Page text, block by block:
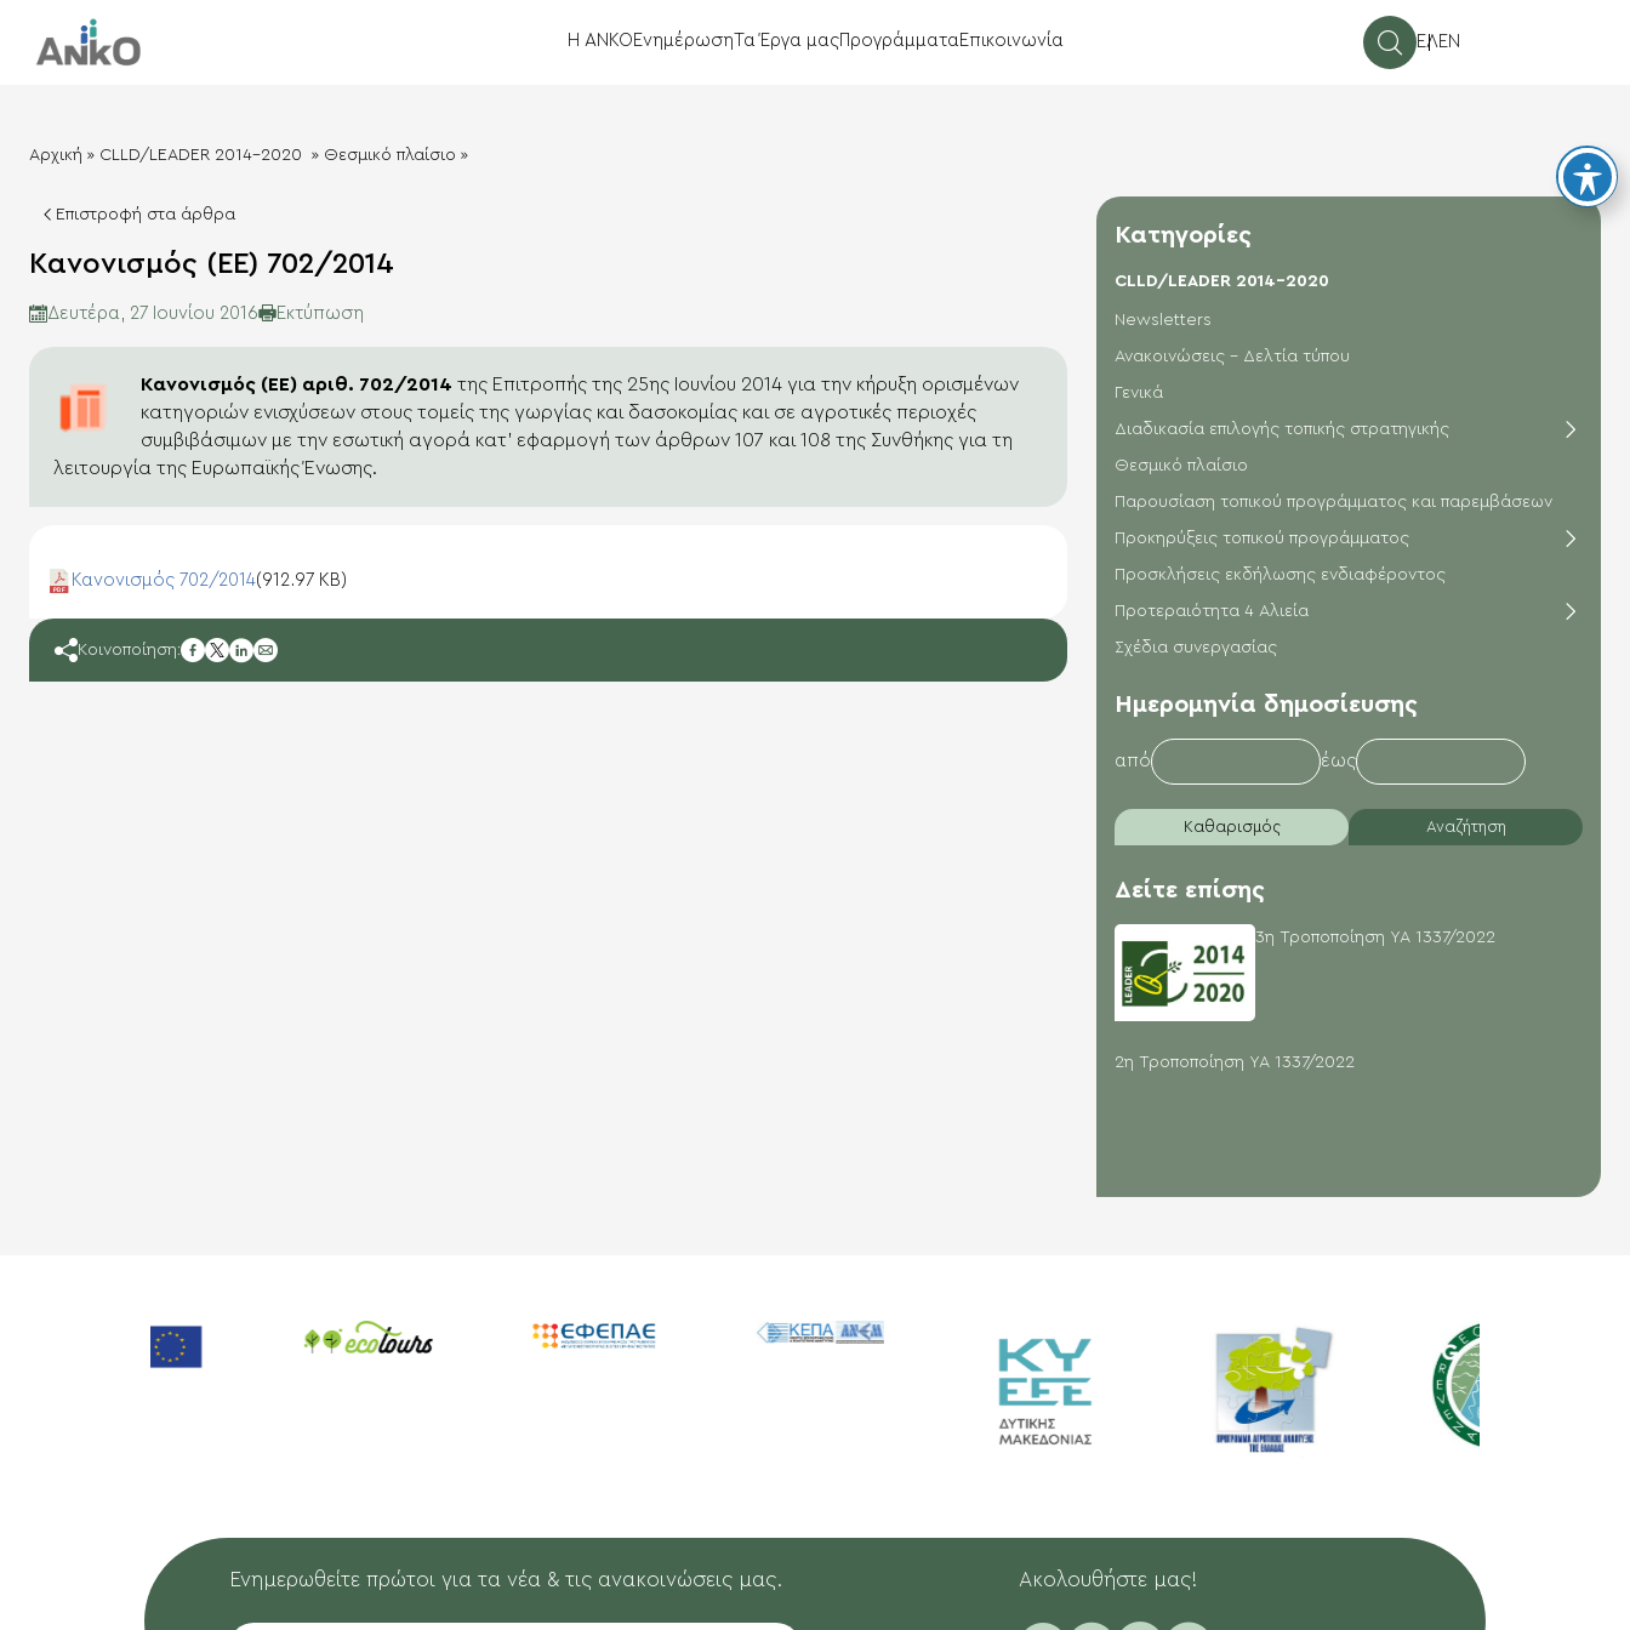
Η ΑΝΚΟ Ενημέρωση Τα Έργα μαςΠρογράμματαΕπικοινωνία ΕΛ EN
Αρχική » CLLD/LEADER 2014-2020 » Θεσμικό πλαίσιο »
Επιστροφή στα άρθρα
Κανονισμός (ΕΕ) 702/2014
Δευτέρα, 27 Ιουνίου 2016 Eκτύπωση
Κανονισμός (ΕΕ) αριθ. 702/2014 της Επιτροπής της 25ης Ιουνίου 2014 για την κήρυξη ορισμένων
κατηγοριών ενισχύσεων στους τομείς της γωργίας και δασοκομίας και σε αγροτικές περιοχές
συμβιβάσιμων με την εσωτική αγορά κατ’ εφαρμογή των άρθρων 107 και 108 της Συνθήκης για τη
λειτουργία της Ευρωπαϊκής Ένωσης.
Κανονισμός 702/2014(912.97 KB)
Κοινοποίηση: facebook
twitter
linkedin
mail
Κατηγορίες
CLLD/LEADER 2014-2020
Newsletters
Ανακοινώσεις - Δελτία τύπου
Γενικά
Διαδικασία επιλογής τοπικής στρατηγικής
Θεσμικό πλαίσιο
Παρουσίαση τοπικού προγράμματος και παρεμβάσεων
Προκηρύξεις τοπικού προγράμματος
Προσκλήσεις εκδήλωσης ενδιαφέροντος
Προτεραιότητα 4 Αλιεία
Σχέδια συνεργασίας
Hμερομηνία δημοσίευσης
από έως
Καθαρισμός Αναζήτηση
Δείτε επίσης
3η Τροποποίηση ΥΑ 1337/2022
2η Τροποποίηση ΥΑ 1337/2022
Ενημερωθείτε πρώτοι για τα νέα & τις ανακοινώσεις μας. Aκολουθήστε μας!